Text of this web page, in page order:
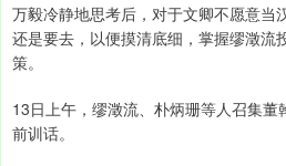
万毅冷静地思考后，对于文卿不愿意当
还是要去，以便摸清底细，掌握缪澂流
策。
13日上午，缪澂流、朴炳珊等人召集
前训话。